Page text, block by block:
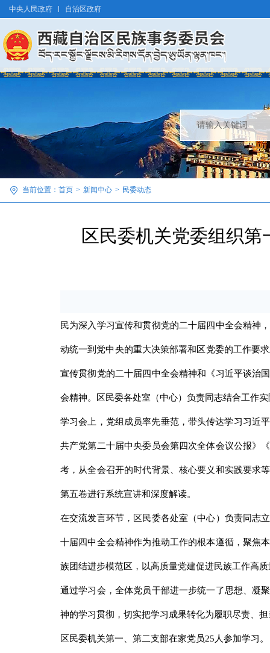
中央人民政府 自治区政府
当前位置： 首页 > 新闻中心 > 民委动态
区民委机关党委组织
民为深入学习宣传和贯彻党的二十届四中全会精神
动统一到党中央的重大决策部署和区党委的工作要
宣传贯彻党的二十届四中全会精神和《习近平谈治
会精神。区民委各处室（中心）负责同志结合工作
学习会上，党组成员率先垂范，带头传达学习习近
共产党第二十届中央委员会第四次全体会议公报》
考，从全会召开的时代背景、核心要义和实践要求
第五卷进行系统宣讲和深度解读。
在交流发言环节，区民委各处室（中心）负责同志
十届四中全会精神作为推动工作的根本遵循，聚焦
族团结进步模范区，以高质量党建促进民族工作高
通过学习会，全体党员干部进一步统一了思想、凝
神的学习贯彻，切实把学习成果转化为履职尽责、
区民委机关第一、第二支部在家党员25人参加学习。